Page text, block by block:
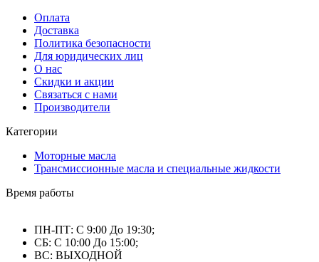
Оплата
Доставка
Политика безопасности
Для юридических лиц
О нас
Скидки и акции
Связаться с нами
Производители
Категории
Моторные масла
Трансмиссионные масла и специальные жидкости
Время работы
ПН-ПТ: С 9:00 До 19:30;
СБ: С 10:00 До 15:00;
ВС: ВЫХОДНОЙ